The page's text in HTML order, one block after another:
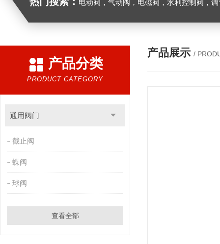
电动阀，气动阀，电磁阀，水利控制阀，调节
产品分类
PRODUCT CATEGORY
通用阀门
截止阀
蝶阀
球阀
查看全部
产品展示 /